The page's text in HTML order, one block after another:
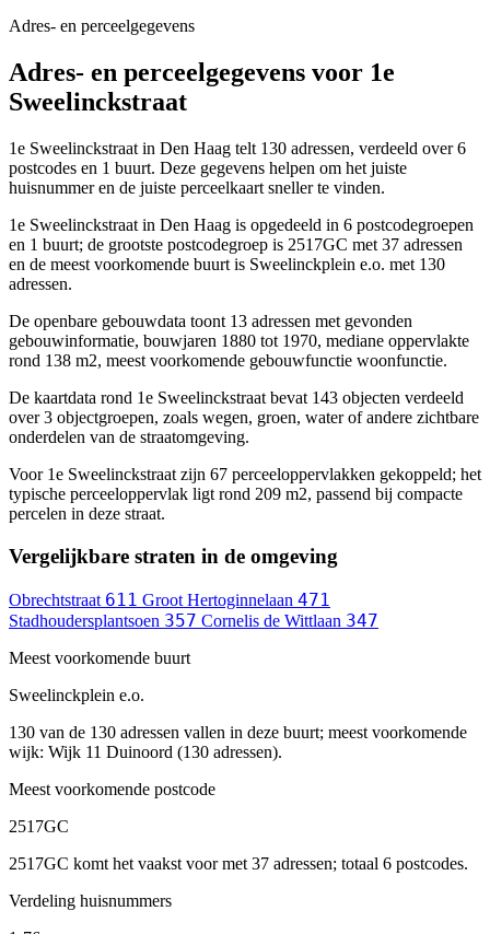
Adres- en perceelgegevens
Adres- en perceelgegevens voor 1e
Sweelinckstraat
1e Sweelinckstraat in Den Haag telt 130 adressen, verdeeld over 6
postcodes en 1 buurt. Deze gegevens helpen om het juiste
huisnummer en de juiste perceelkaart sneller te vinden.
1e Sweelinckstraat in Den Haag is opgedeeld in 6 postcodegroepen
en 1 buurt; de grootste postcodegroep is 2517GC met 37 adressen
en de meest voorkomende buurt is Sweelinckplein e.o. met 130
adressen.
De openbare gebouwdata toont 13 adressen met gevonden
gebouwinformatie, bouwjaren 1880 tot 1970, mediane oppervlakte
rond 138 m2, meest voorkomende gebouwfunctie woonfunctie.
De kaartdata rond 1e Sweelinckstraat bevat 143 objecten verdeeld
over 3 objectgroepen, zoals wegen, groen, water of andere zichtbare
onderdelen van de straatomgeving.
Voor 1e Sweelinckstraat zijn 67 perceeloppervlakken gekoppeld; het
typische perceeloppervlak ligt rond 209 m2, passend bij compacte
percelen in deze straat.
Vergelijkbare straten in de omgeving
Obrechtstraat 611 Groot Hertoginnelaan 471
Stadhoudersplantsoen 357 Cornelis de Wittlaan 347
Meest voorkomende buurt
Sweelinckplein e.o.
130 van de 130 adressen vallen in deze buurt; meest voorkomende
wijk: Wijk 11 Duinoord (130 adressen).
Meest voorkomende postcode
2517GC
2517GC komt het vaakst voor met 37 adressen; totaal 6 postcodes.
Verdeling huisnummers